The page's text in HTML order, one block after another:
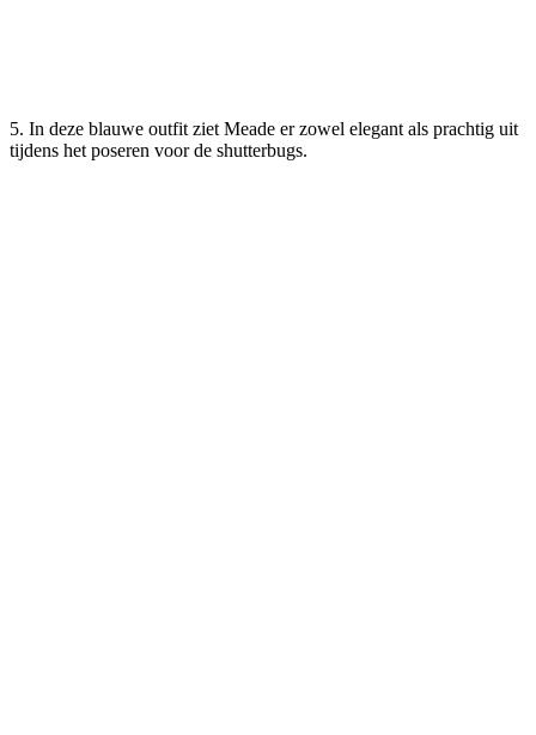
5. In deze blauwe outfit ziet Meade er zowel elegant als prachtig uit
tijdens het poseren voor de shutterbugs.